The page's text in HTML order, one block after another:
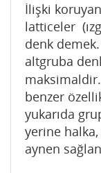
İlişki
latticeler
denk
altgruba
benzer
yukarıda
yerine
aynen